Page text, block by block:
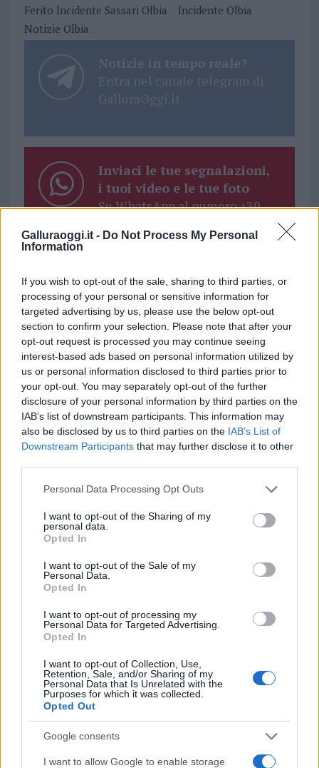
Galluraoggi.it - Do Not Process My Personal
Information
If you wish to opt-out of the sale, sharing to third parties, or
processing of your personal or sensitive information for
targeted advertising by us, please use the below opt-out
section to confirm your selection. Please note that after your
opt-out request is processed you may continue seeing
interest-based ads based on personal information utilized by
us or personal information disclosed to third parties prior to
your opt-out. You may separately opt-out of the further
disclosure of your personal information by third parties on the
IAB’s list of downstream participants. This information may
also be disclosed by us to third parties on the IAB’s List of
Downstream Participants that may further disclose it to other
Please note that this website/app uses one or more Google
not limited to your visit or usage behaviour. You may click to
grant or deny consent to Google and its third-party tags to
use your data for below specified purposes in below Google
consent section.
Personal Data Processing Opt Outs
I want to opt-out of the Sharing of my
personal data.
Opted In
I want to opt-out of the Sale of my
Personal Data.
Opted In
I want to opt-out of processing my
Personal Data for Targeted Advertising.
Opted In
I want to opt-out of Collection, Use,
Retention, Sale, and/or Sharing of my
Personal Data that Is Unrelated with the
Purposes for which it was collected.
Opted Out
Google consents
I want to allow Google to enable storage
Ferito Incidente Sassari Olbia
Incidente Olbia
Notizie Olbia
Notizie in tempo reale?
Entra nel canale telegram di
GalluraOggi.it
Inviaci le tue segnalazioni,
i tuoi video e le tue foto
Su WhatsApp al numero +39
Ricevi le nostre ultime news
daGoogle News
Condividi l'articolo
F
a
ce
b
o
o
k
T
w
it
te
r
Pi
n
te
re
st
W
h
at
s
A
p
S
h
a
re
Prossimo articolo
reading su Atzeni
La Maddalena, festa per i 30 anni del Diving
center di Tegge
Esce di strada con l’auto ad Arzachena: ferito il
conducente